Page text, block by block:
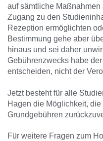
auf sämtliche
Zugang zu den
Rezeption ermöglichten
Bestimmung gehe aber
hinaus und sei daher
Gebührenzwecks habe
entscheiden, nicht der
Jetzt besteht für alle
Hagen die Möglichkeit,
Grundgebühren
Für weitere Fragen zum